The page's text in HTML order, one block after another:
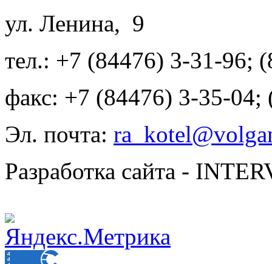
ул. Ленина, 9
тел.: +7 (84476) 3-31-96;
факс: +7 (84476) 3-35-04;
Эл. почта:
Разработка сайта -